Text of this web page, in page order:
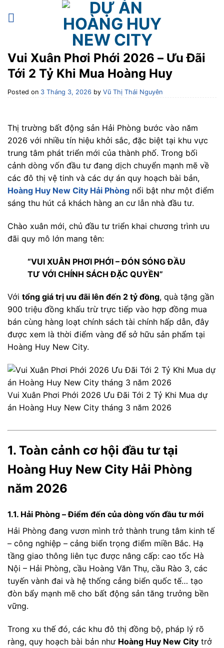
Vui Xuân Phơi Phới 2026 – Ưu Đãi
Tới 2 Tỷ Khi Mua Hoàng Huy
Posted on 3 Tháng 3, 2026 by Vũ Thị Thái Nguyên
Thị trường bất động sản Hải Phòng bước vào năm
2026 với nhiều tín hiệu khởi sắc, đặc biệt tại khu vực
trung tâm phát triển mới của thành phố. Trong bối
cảnh dòng vốn đầu tư đang dịch chuyển mạnh mẽ về
các đô thị vệ tinh và các dự án quy hoạch bài bản,
Hoàng Huy New City Hải Phòng nổi bật như một điểm
sáng thu hút cả khách hàng an cư lẫn nhà đầu tư.
Chào xuân mới, chủ đầu tư triển khai chương trình ưu
đãi quy mô lớn mang tên:
“VUI XUÂN PHƠI PHỚI – ĐÓN SÓNG ĐẦU
TƯ VỚI CHÍNH SÁCH ĐẶC QUYỀN”
Với tổng giá trị ưu đãi lên đến 2 tỷ đồng, quà tặng gần
900 triệu đồng khấu trừ trực tiếp vào hợp đồng mua
bán cùng hàng loạt chính sách tài chính hấp dẫn, đây
được xem là thời điểm vàng để sở hữu sản phẩm tại
Hoàng Huy New City.
Vui Xuân Phơi Phới 2026 Ưu Đãi Tới 2 Tỷ Khi Mua dự
án Hoàng Huy New City tháng 3 năm 2026
1. Toàn cảnh cơ hội đầu tư tại
Hoàng Huy New City Hải Phòng
năm 2026
1.1. Hải Phòng – Điểm đến của dòng vốn đầu tư mới
Hải Phòng đang vươn mình trở thành trung tâm kinh tế
– công nghiệp – cảng biển trọng điểm miền Bắc. Hạ
tầng giao thông liên tục được nâng cấp: cao tốc Hà
Nội – Hải Phòng, cầu Hoàng Văn Thụ, cầu Rào 3, các
tuyến vành đai và hệ thống cảng biển quốc tế… tạo
đòn bẩy mạnh mẽ cho bất động sản tăng trưởng bền
vững.
Trong xu thế đó, các khu đô thị đồng bộ, pháp lý rõ
ràng, quy hoạch bài bản như Hoàng Huy New City trở